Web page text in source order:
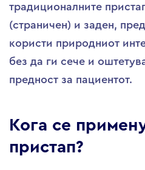
традиционалните
(страничен) и заден,
користи природниот
без да ги сече и
предност за пациентот.
Кога се
пристап?